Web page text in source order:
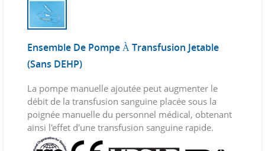
Ensemble De Pompe À Transfusion Jetable
(sans DEHP)
La pompe manuelle ajoutée peut augmenter le
débit de la transfusion sanguine placée sous la
poignée manuelle du personnel médical, obtenant
ainsi l'effet d'une transfusion sanguine rapide.